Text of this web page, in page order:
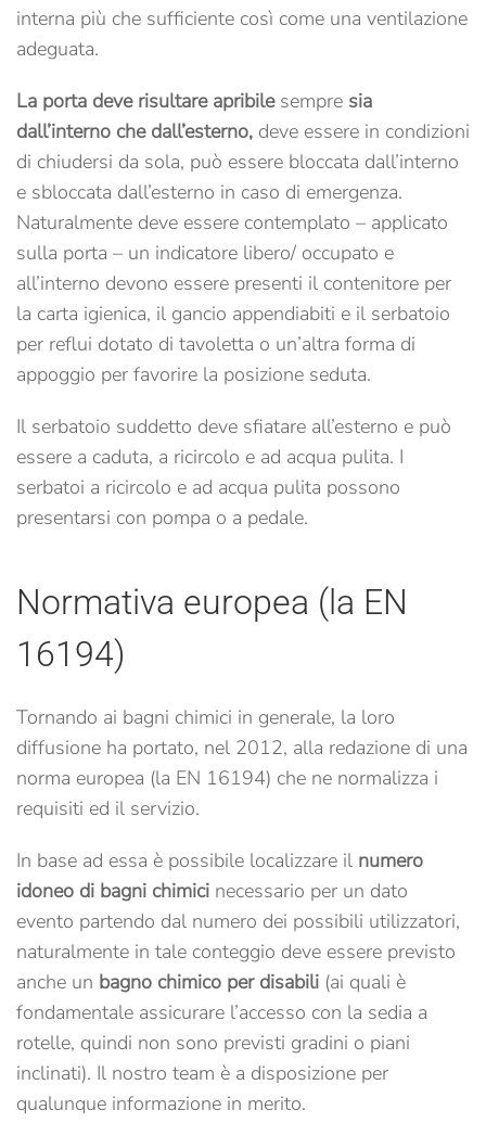
interna più che sufficiente così come una ventilazione
adeguata.
La porta deve risultare apribilesempre sia
dall’interno che dall’esterno, deve essere in condizioni
di chiudersi da sola, può essere bloccata dall’interno
e sbloccata dall’esterno in caso di emergenza.
Naturalmente deve essere contemplato – applicato
sulla porta – un indicatore libero/ occupato e
all’interno devono essere presenti il contenitore per
la carta igienica, il gancio appendiabiti e il serbatoio
per reflui dotato di tavoletta o un’altra forma di
appoggio per favorire la posizione seduta.
Il serbatoio suddetto deve sfiatare all’esterno e può
essere a caduta, a ricircolo e ad acqua pulita. I
serbatoi a ricircolo e ad acqua pulita possono
presentarsi con pompa o a pedale.
Normativa europea (la EN
16194)
Tornando ai bagni chimici in generale, la loro
diffusione ha portato, nel 2012, alla redazione di una
norma europea (la EN 16194) che ne normalizza i
requisiti ed il servizio.
In base ad essa è possibile localizzare il numero
idoneo di bagni chimici necessario per un dato
evento partendo dal numero dei possibili utilizzatori,
naturalmente in tale conteggio deve essere previsto
anche un bagno chimico per disabili (ai quali è
fondamentale assicurare l’accesso con la sedia a
rotelle, quindi non sono previsti gradini o piani
inclinati). Il nostro team è a disposizione per
qualunque informazione in merito.